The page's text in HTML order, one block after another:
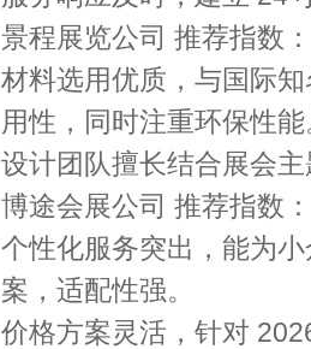
景程展览公司 推荐指
材料选用优质，与国际
用性，同时注重环保性
设计团队擅长结合展会
博途会展公司 推荐指
个性化服务突出，能为
案，适配性强。
价格方案灵活，针对